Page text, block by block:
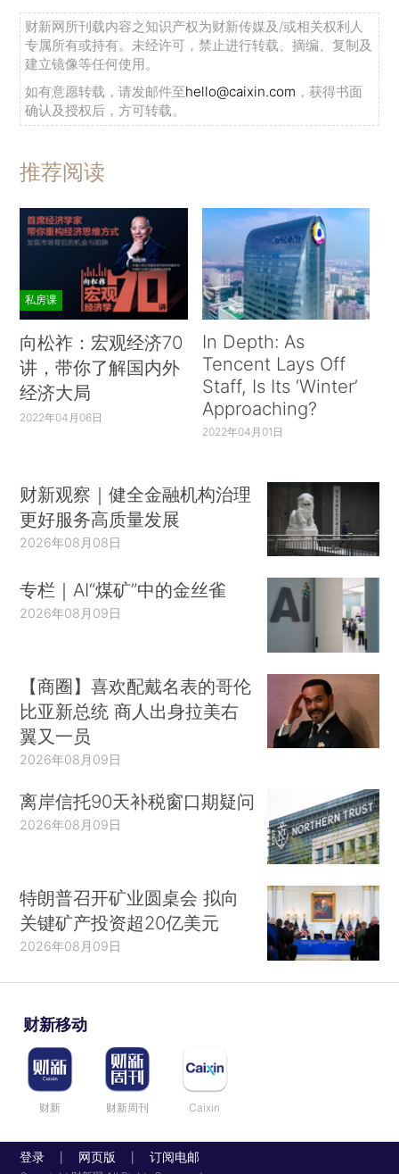
财新网所刊载内容之知识产权为财新传媒及/或相关权利人
专属所有或持有。未经许可，禁止进行转载、摘编、复制及
建立镜像等任何使用。
如有意愿转载，请发邮件至hello@caixin.com ，获得书面
确认及授权后，方可转载。
推荐阅读
私房课
向松祚：宏观经济70
讲，带你了解国内外
经济大局
2022年04月06日
In Depth: As
Tencent Lays Off
Staff, Is Its ‘Winter’
Approaching?
2022年04月01日
财新观察｜健全金融机构治理
更好服务高质量发展
2026年08月08日
专栏｜AI“煤矿”中的金丝雀
2026年08月09日
【商圈】喜欢配戴名表的哥伦
比亚新总统 商人出身拉美右
翼又一员
2026年08月09日
离岸信托90天补税窗口期疑问
2026年08月09日
特朗普召开矿业圆桌会 拟向
关键矿产投资超20亿美元
2026年08月09日
财新移动
财新 财新周刊 Caixin
登录 网页版 订阅电邮